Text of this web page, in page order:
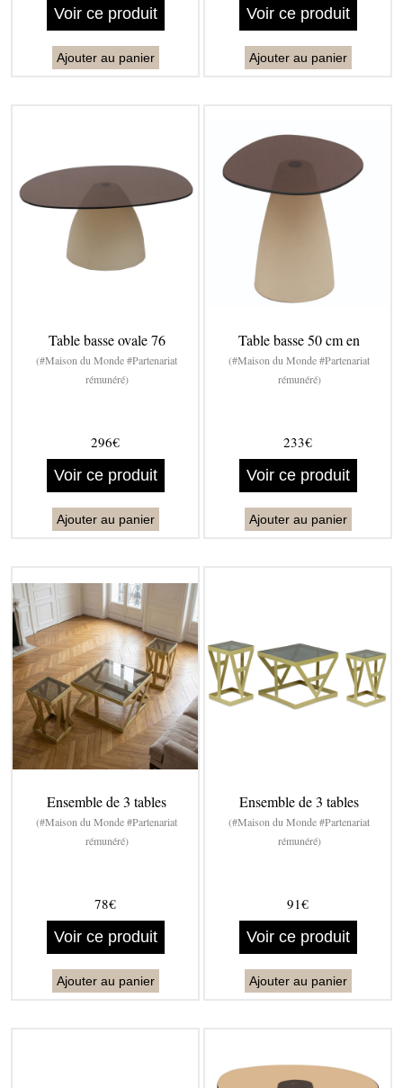
Voir ce produit
Ajouter au panier
Voir ce produit
Ajouter au panier
Table basse ovale 76
(#Maison du Monde #Partenariat
rémunéré)
296€
Voir ce produit
Ajouter au panier
Table basse 50 cm en
(#Maison du Monde #Partenariat
rémunéré)
233€
Voir ce produit
Ajouter au panier
Ensemble de 3 tables
(#Maison du Monde #Partenariat
rémunéré)
78€
Voir ce produit
Ajouter au panier
Ensemble de 3 tables
(#Maison du Monde #Partenariat
rémunéré)
91€
Voir ce produit
Ajouter au panier